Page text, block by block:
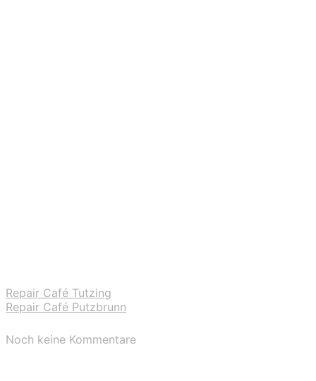
Repair Café Tutzing
Repair Café Putzbrunn
Noch keine Kommentare